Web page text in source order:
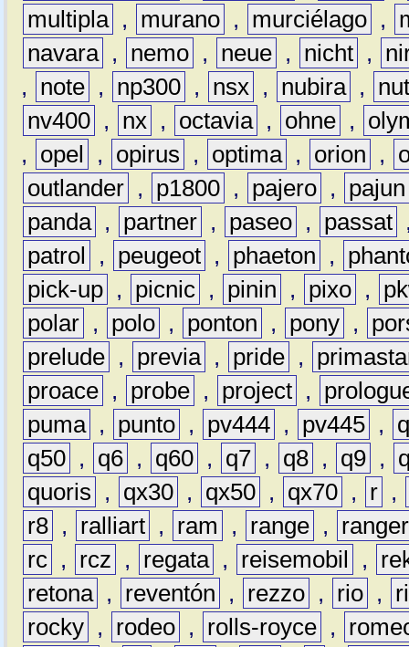
multipla , murano , murciélago ,
navara , nemo , neue , nicht ,
,
note , np300 , nsx , nubira ,
nv400 , nx , octavia , ohne ,
,
opel , opirus , optima , orion ,
outlander , p1800 , pajero ,
pajun
panda , partner , paseo , passat
patrol
, peugeot , phaeton ,
pick-up , picnic , pinin , pixo ,
polar , polo , ponton , pony ,
prelude , previa , pride ,
proace , probe , project ,
puma , punto , pv444 , pv445 ,
q50 , q6 , q60 , q7 , q8 , q9 ,
quoris
, qx30 , qx50 , qx70 , r ,
r8 , ralliart , ram , range ,
ranger
rc , rcz , regata , reisemobil ,
retona , reventón , rezzo , rio ,
rocky , rodeo , rolls-royce ,